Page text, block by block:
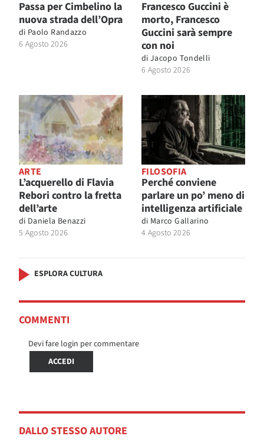
Passa per Cimbelino la
nuova strada dell’Opra
di Paolo Randazzo
6 Agosto 2026
Francesco Guccini è
morto, Francesco
Guccini sarà sempre
con noi
di Jacopo Tondelli
6 Agosto 2026
ARTE
L’acquerello di Flavia
Rebori contro la fretta
dell’arte
di Daniela Benazzi
5 Agosto 2026
FILOSOFIA
Perché conviene
parlare un po’ meno di
intelligenza artificiale
di Marco Gallarino
4 Agosto 2026
ESPLORA CULTURA
COMMENTI
Devi fare login per commentare
ACCEDI
DALLO STESSO AUTORE